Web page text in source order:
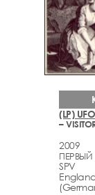
(LP) UFO
–
2009
SPV